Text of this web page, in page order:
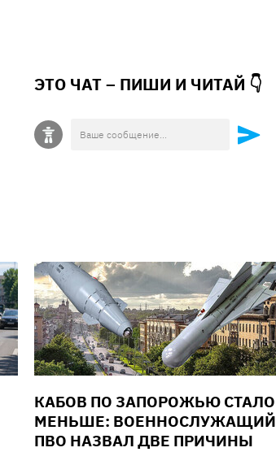
ЭТО ЧАТ – ПИШИ И ЧИТАЙ 👇
КАБОВ ПО ЗАПОРОЖЬЮ СТАЛО
МЕНЬШЕ: ВОЕННОСЛУЖАЩИЙ
ПВО НАЗВАЛ ДВЕ ПРИЧИНЫ